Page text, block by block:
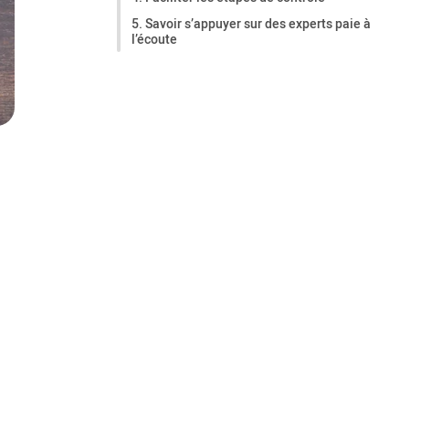
5. Savoir s’appuyer sur des experts paie à
l’écoute